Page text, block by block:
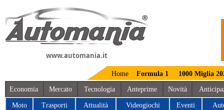
www.automania.it
Home Formula 1 1000 Miglia
Economia Mercato Tecnologia Anteprime Novità
Moto Trasporti Attualità Videogiochi Eventi